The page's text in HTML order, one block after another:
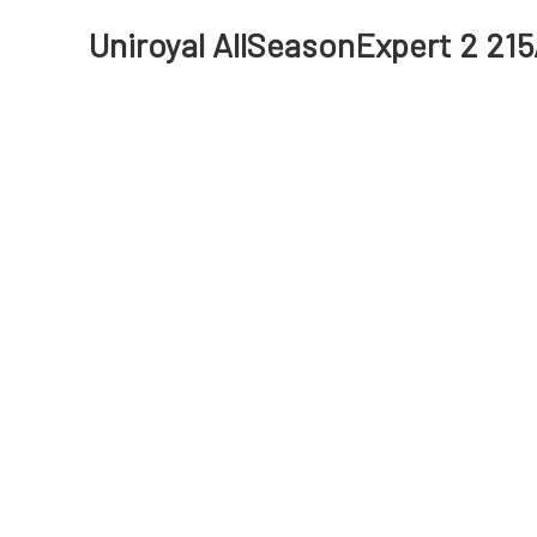
Uniroyal AllSeasonExpert 2